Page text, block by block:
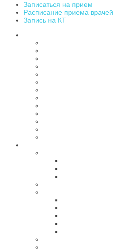
Записаться на прием
Расписание приема врачей
Запись на КТ